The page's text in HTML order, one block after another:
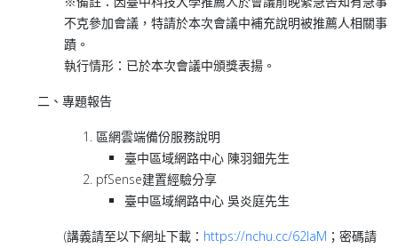
不克參加會議，特請於本次會議中補充說明被推薦人相關事
蹟。
執行情形 ：已於本次會議中頒獎表揚。
二、專題報告
區網雲端備份服務說明
臺中區域網路中心 陳羽鈿先生
pfSense建置經驗分享
臺中區域網路中心 吳炎庭先生
(講義請至以下網址下載： https://nchu.cc/62IaM ；密碼請